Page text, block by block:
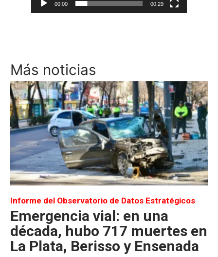
00:00 00:29
Más noticias
Informe del Observatorio de Datos Estratégicos
Emergencia vial: en una
década, hubo 717 muertes en
La Plata, Berisso y Ensenada